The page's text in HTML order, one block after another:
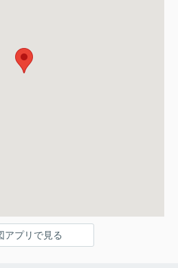
アプリで見る